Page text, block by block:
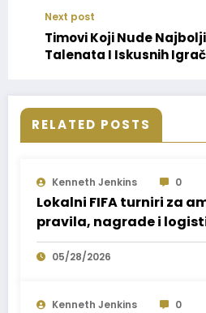
Next post
Timovi Koji Nude
Talenata I Iskusnih
RELATED POSTS
Kenneth Jenkins 0
Lokalni FIFA turniri za
pravila, nagrade i
05/28/2026
Kenneth Jenkins 0